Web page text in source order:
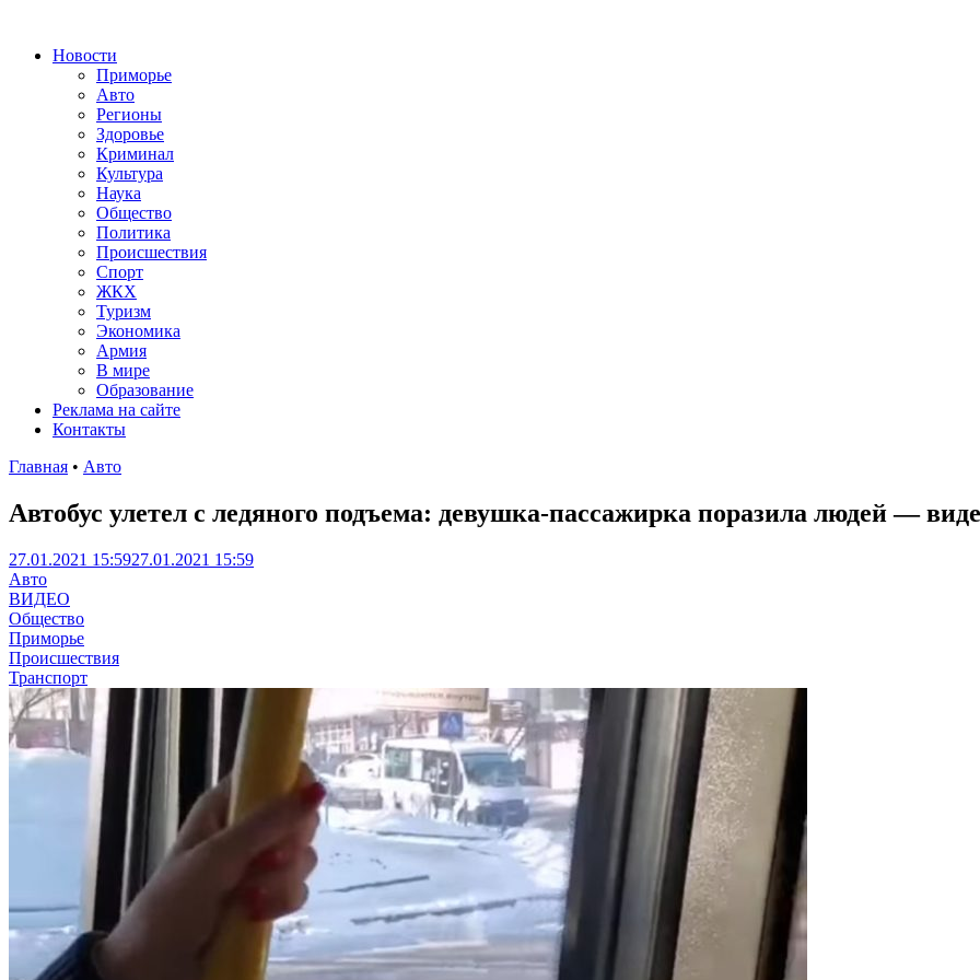
Новости
Приморье
Авто
Регионы
Здоровье
Криминал
Культура
Наука
Общество
Политика
Происшествия
Спорт
ЖКХ
Туризм
Экономика
Армия
В мире
Образование
Реклама на сайте
Контакты
Главная • Авто
Автобус улетел с ледяного подъема: девушка-пассажирка поразила людей —
27.01.2021 15:5927.01.2021 15:59
Авто
ВИДЕО
Общество
Приморье
Происшествия
Транспорт